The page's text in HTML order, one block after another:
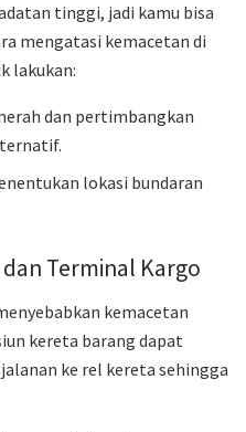
tinggi, jadi kamu bisa
mengatasi kemacetan di
lakukan:
dan pertimbangkan
lokasi bundaran
Terminal Kargo
kemacetan
kereta barang dapat
ke rel kereta sehingga